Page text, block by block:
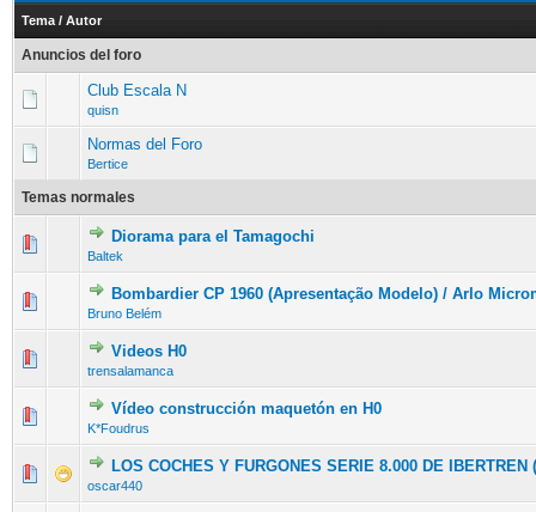
Tema / Autor
Anuncios del foro
Club Escala N
quisn
Normas del Foro
Bertice
Temas normales
Diorama para el Tamagochi
Baltek
Bombardier CP 1960 (Apresentação Modelo) / Arlo
Bruno Belém
Videos H0
trensalamanca
Vídeo construcción maquetón en H0
K*Foudrus
LOS COCHES Y FURGONES SERIE 8.000 DE IBERTREN
oscar440